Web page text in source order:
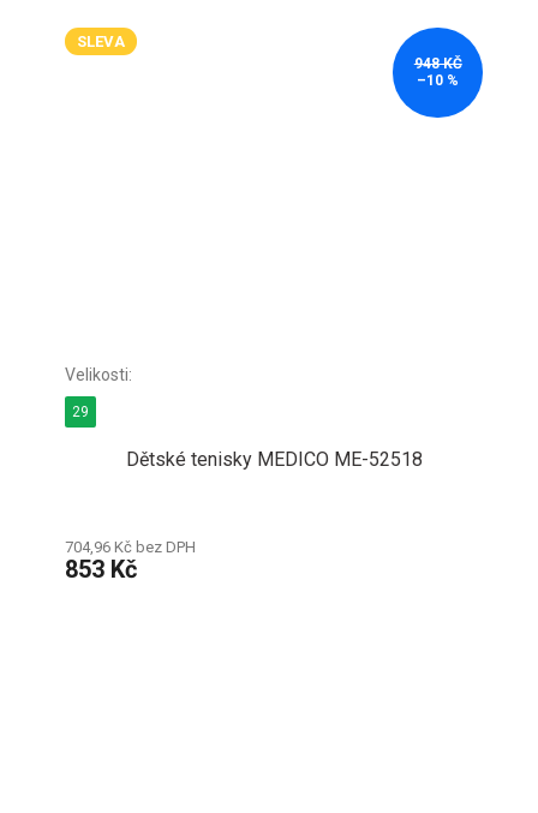
SLEVA
948 KČ
–10 %
Dětské tenisky MEDICO ME-52518
704,96 Kč bez DPH
853 Kč
29